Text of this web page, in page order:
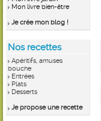
Mon livre bien-être
Je crée mon blog !
Nos recettes
Apéritifs, amuses
bouche
Entrées
Plats
Desserts
Je propose une recette